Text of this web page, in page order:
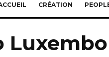
CRÉATION